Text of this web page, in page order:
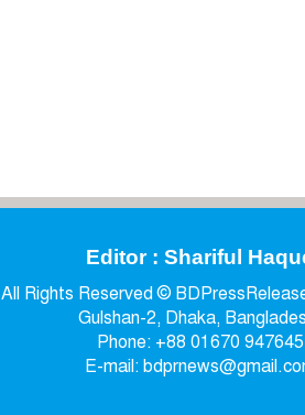
Editor : Shariful
All Rights Reserved ©
Gulshan-2, Dhaka,
Phone: +88 01670 947645
E-mail: